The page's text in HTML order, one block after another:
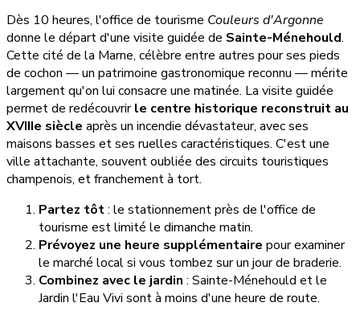
Dès 10 heures, l'office de tourisme Couleurs d'Argonne
donne le départ d'une visite guidée de Sainte-Ménehould.
Cette cité de la Marne, célèbre entre autres pour ses pieds
de cochon — un patrimoine gastronomique reconnu — mérite
largement qu'on lui consacre une matinée. La visite guidée
permet de redécouvrirle centre historique reconstruit au
XVIIIe siècle après un incendie dévastateur, avec ses
maisons basses et ses ruelles caractéristiques. C'est une
ville attachante, souvent oubliée des circuits touristiques
champenois, et franchement à tort.
Partez tôt: le stationnement près de l'office de
tourisme est limité le dimanche matin.
Prévoyez une heure supplémentaire pour examiner
le marché local si vous tombez sur un jour de braderie.
Combinez avec le jardin : Sainte-Ménehould et le
Jardin l'Eau Vivi sont à moins d'une heure de route.